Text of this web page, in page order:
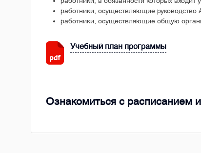
работники, осуществляющие
работники, осуществляющие общую
Учебный план программы
Ознакомиться с расписанием